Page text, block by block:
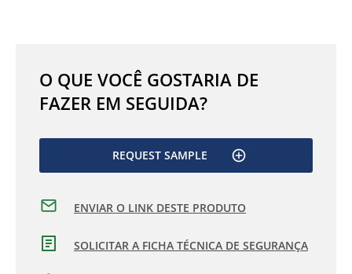
O QUE VOCÊ GOSTARIA DE
FAZER EM SEGUIDA?
REQUEST SAMPLE
ENVIAR O LINK DESTE PRODUTO
SOLICITAR A FICHA TÉCNICA DE SEGURANÇA